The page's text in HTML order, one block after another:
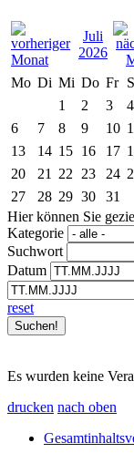
Juli
2026
Mo Di Mi Do Fr
1
2 3 4
6
7 8 9 10
13
14 15 16 17
20
21 22 23 24
27
28 29 30
31
Hier können Sie
Kategorie
Suchwort
Datum
reset
Es wurden keine
drucken nach oben